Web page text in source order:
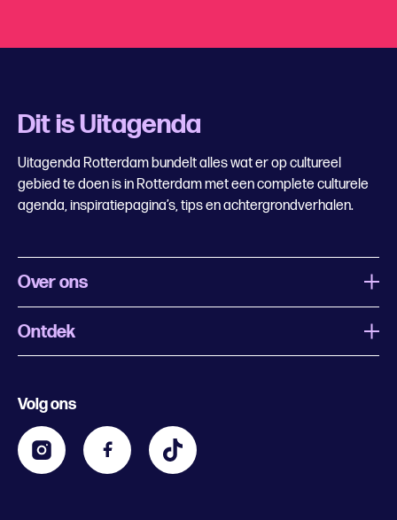
Dit is Uitagenda
Uitagenda Rotterdam bundelt alles wat er op cultureel
gebied te doen is in Rotterdam met een complete culturele
agenda, inspiratiepagina’s, tips en achtergrondverhalen.
Over ons
Wat is Uitagenda Rotterdam
Contact
Zakelijk
Ontdek
Kids
Volg ons